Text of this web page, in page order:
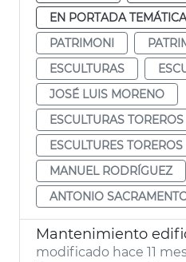
EN PORTADA TEMÁTICA
PATRIMONI
ESCULTURAS
JOSÉ LUIS MORENO
ESCULTURAS TOREROS
ESCULTURES TOREROS
MANUEL RODRÍGUEZ
ANTONIO
modificado hace 11